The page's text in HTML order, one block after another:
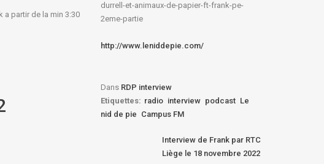
a partir de la min 3:30
durrell-et-animaux-de-papier-ft-frank-pe-
2eme-partie
http://www.leniddepie.com/
Dans RDP interview
Etiquettes: radio interview podcast Le
nid de pie Campus FM
Interview de Frank par RTC
Liège le 18 novembre 2022